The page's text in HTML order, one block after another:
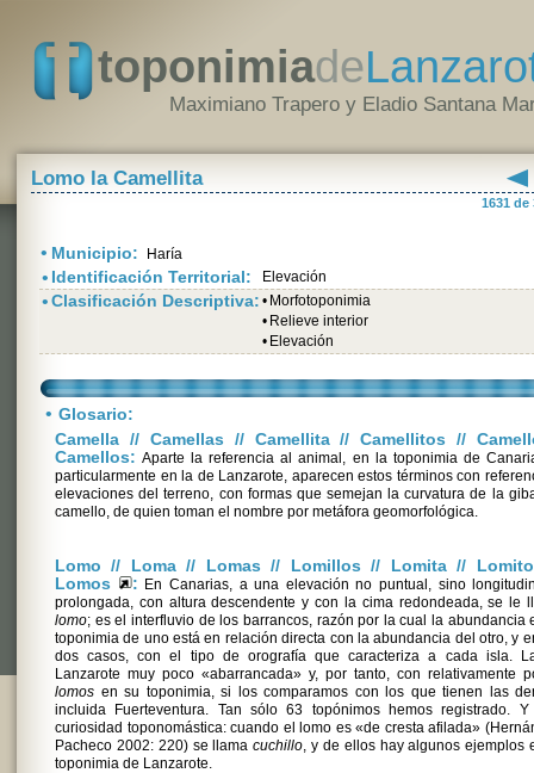
toponimiade
Maximiano Trapero y Eladio Santana
Lomo la Camellita
1631 de
• Municipio: Haría
• Identificación Territorial: Elevación
•Clasificación Descriptiva: • Morfotoponimia
• Relieve interior
• Elevación
• Glosario:
Camella // Camellas // Camellita // Camellitos //
Camellos: Aparte la referencia al animal, en la toponimia de
particularmente en la de Lanzarote, aparecen estos términos con
elevaciones del terreno, con formas que semejan la curvatura de la
camello, de quien toman el nombre por metáfora geomorfológica.
Lomo // Loma // Lomas // Lomillos // Lomita //
Lomos
: En Canarias, a una elevación no puntual, sino
prolongada, con altura descendente y con la cima redondeada, se le
lomo; es el interfluvio de los barrancos, razón por la cual la abundancia
toponimia de uno está en relación directa con la abundancia del otro, y
dos casos, con el tipo de orografía que caracteriza a cada isla.
Lanzarote muy poco «abarrancada» y, por tanto, con relativamente
lomos en su toponimia, si los comparamos con los que tienen las
incluida Fuerteventura. Tan sólo 63 topónimos hemos registrado.
curiosidad toponomástica: cuando el lomo es «de cresta afilada»
Pacheco 2002: 220) se llamacuchillo, y de ellos hay algunos ejemplos
toponimia de Lanzarote.